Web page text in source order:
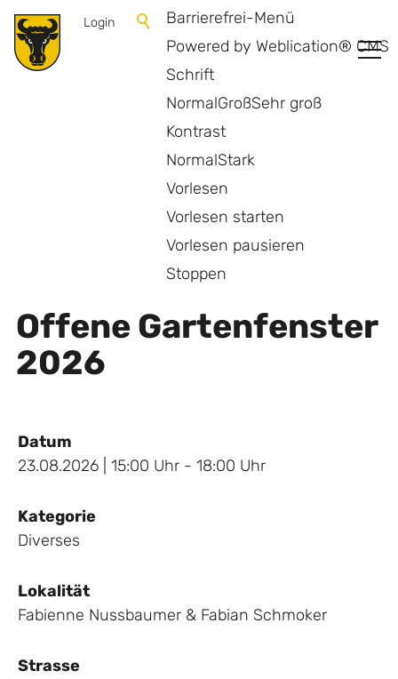
Barrierefrei-Menü
Powered by Weblication® CMS
Schrift
NormalGroßSehr groß
Kontrast
NormalStark
Vorlesen
Vorlesen starten
Vorlesen pausieren
Stoppen
Login
Offene Gartenfenster
2026
Datum
23.08.2026 | 15:00 Uhr - 18:00 Uhr
Kategorie
Diverses
Lokalität
Fabienne Nussbaumer & Fabian Schmoker
Strasse